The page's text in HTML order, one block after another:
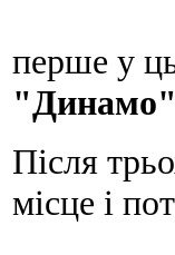
перше у
Після
місце і